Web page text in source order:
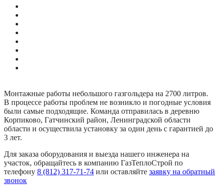
Монтажные работы небольшого газгольдера на 2700 литров.
В процессе работы проблем не возникло и погодные условия
были самые подходящие. Команда отправилась в деревню
Корпиково, Гатчинский район, Ленинградской области
области и осуществила установку за один день с гарантией до
3 лет.
Для заказа оборудования и выезда нашего инженера на
участок, обращайтесь в компанию ГазТеплоСтрой по
телефону 8 (812) 317-71-74 или оставляйте заявку на обратный
звонок